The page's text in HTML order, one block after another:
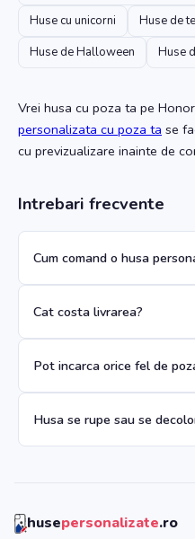
Huse cu unicorni
Huse de
Huse de Halloween
Huse
Vrei husa cu poza ta pe
personalizata cu poza ta se
cu previzualizare inainte de
Intrebari frecvente
Cum comand o husa
Cat costa livrarea?
Pot incarca orice fel de
Husa se rupe sau se
husepersonalizate.ro